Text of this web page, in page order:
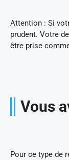
Attention : Si
prudent. Votre
être prise
Vous
Pour ce type de